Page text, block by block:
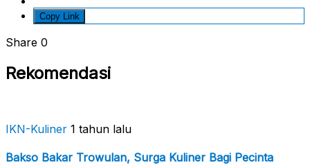
Copy Link
Share 0
Rekomendasi
IKN-Kuliner 1 tahun lalu
Bakso Bakar Trowulan, Surga Kuliner Bagi Pecinta